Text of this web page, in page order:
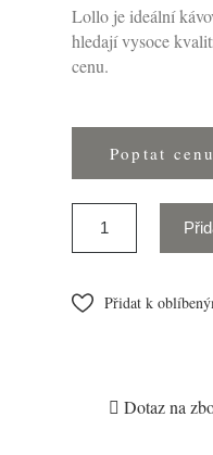
Lollo je ideální
hledají vysoce
cenu.
Poptat cenu
Přidat k
 Dotaz na